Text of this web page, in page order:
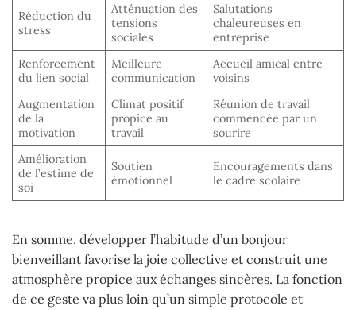
Réduction du
stress
Atténuation des
tensions
sociales
Salutations
chaleureuses en
entreprise
Renforcement
du lien social
Meilleure
communication
Accueil amical entre
voisins
Augmentation
de la
motivation
Climat positif
propice au
travail
Réunion de travail
commencée par un
sourire
Amélioration
de l’estime de
soi
Soutien
émotionnel
Encouragements dans
le cadre scolaire
En somme, développer l’habitude d’un bonjour
bienveillant favorise la joie collective et construit une
atmosphère propice aux échanges sincères. La fonction
de ce geste va plus loin qu’un simple protocole et